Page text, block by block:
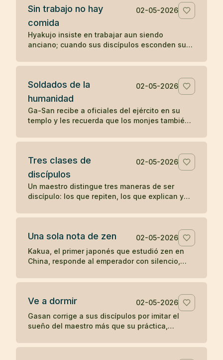
Sin trabajo no hay
comida
02-05-2026
Hyakujo insiste en trabajar aun siendo
anciano; cuando sus discípulos esconden sus
comprenden su enseñanza.
Soldados de la
humanidad
02-05-2026
Ga-San recibe a oficiales del ejército en su
templo y les recuerda que los monjes también
todos los seres.
Tres clases de
discípulos
02-05-2026
Un maestro distingue tres maneras de ser
discípulo: los que repiten, los que explican y
Una sola nota de zen
02-05-2026
Kakua, el primer japonés que estudió zen en
China, responde al emperador con silencio,
desaparecer.
Ve a dormir
02-05-2026
Gasan corrige a sus discípulos por imitar el
sueño del maestro más que su práctica,
no retirarse antes de tiempo.